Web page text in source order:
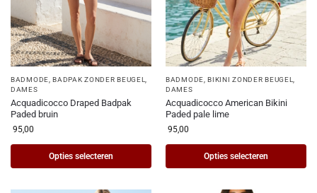
BADMODE, BADPAK ZONDER BEUGEL,
DAMES
Acquadicocco Draped Badpak
Paded bruin
95,00
Opties selecteren
BADMODE, BIKINI ZONDER BEUGEL,
DAMES
Acquadicocco American Bikini
Paded pale lime
95,00
Opties selecteren